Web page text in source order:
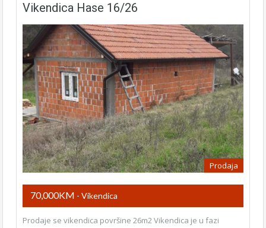
Vikendica Hase 16/26
Prodaja
70,000KM - Vikendica
Prodaje se vikendica površine 26m2 Vikendica je u fazi